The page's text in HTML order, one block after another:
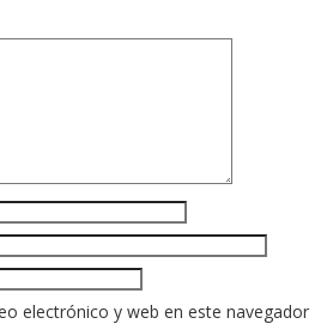
electrónico y web en este navegador